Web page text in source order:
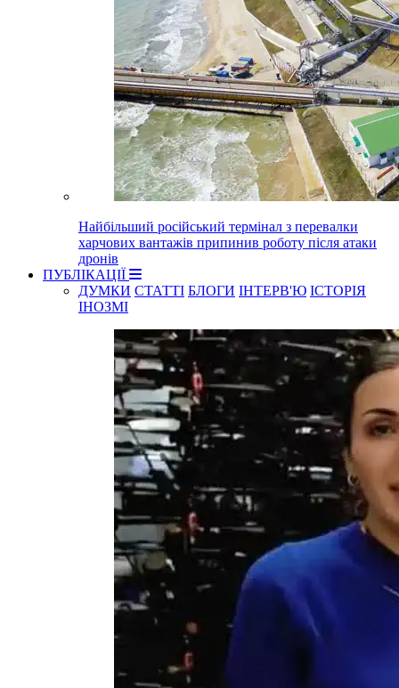
Найбільший російський термінал з перевалки
харчових вантажів припинив роботу після атаки
дронів
ПУБЛІКАЦІЇ
ДУМКИ СТАТТІ БЛОГИ ІНТЕРВ'Ю ІСТОРІЯ
ІНОЗМІ